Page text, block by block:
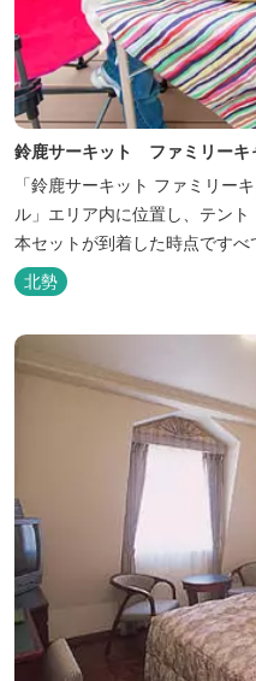
鈴鹿サーキット ファミリーキ
「鈴鹿サーキット ファミリー
ル」エリア内に位置し、テン
本セットが到着した時点です
トの他、初めてのキャンプでも
ンプ場です。 さらに、手ぶら
に夕食バーべキュー用の炭火
セットなどの食材も事前にご...
北勢